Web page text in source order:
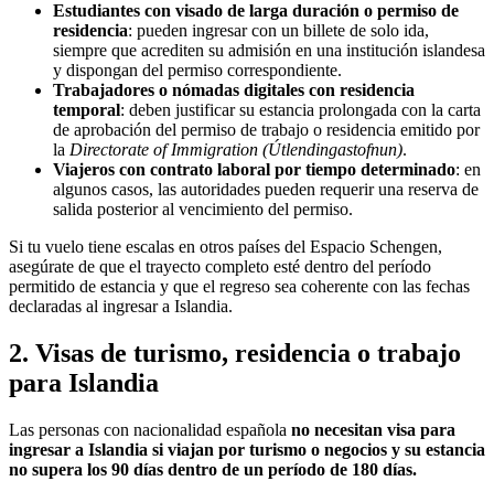
Estudiantes con visado de larga duración o permiso de
residencia: pueden ingresar con un billete de solo ida,
siempre que acrediten su admisión en una institución islandesa
y dispongan del permiso correspondiente.
Trabajadores o nómadas digitales con residencia
temporal: deben justificar su estancia prolongada con la carta
de aprobación del permiso de trabajo o residencia emitido por
la Directorate of Immigration (Útlendingastofnun).
Viajeros con contrato laboral por tiempo determinado: en
algunos casos, las autoridades pueden requerir una reserva de
salida posterior al vencimiento del permiso.
Si tu vuelo tiene escalas en otros países del Espacio Schengen,
asegúrate de que el trayecto completo esté dentro del período
permitido de estancia y que el regreso sea coherente con las fechas
declaradas al ingresar a Islandia.
2. Visas de turismo, residencia o trabajo
para Islandia
Las personas con nacionalidad española no necesitan visa para
ingresar a Islandia si viajan por turismo o negocios y su estancia
no supera los 90 días dentro de un período de 180 días.